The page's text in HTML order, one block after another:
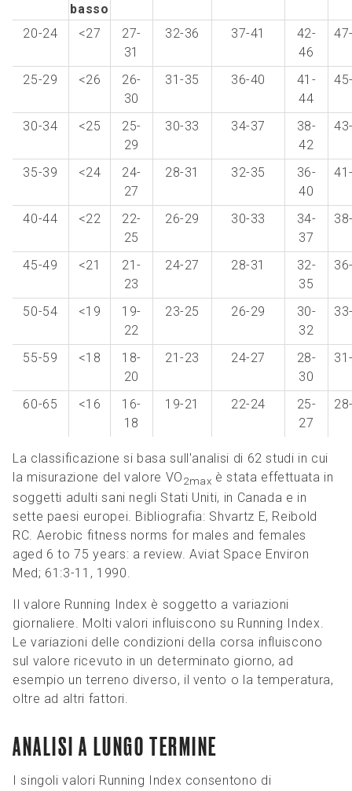
basso
20-24
<27
27-
31
32-36 37-41
42-
46
25-29 <26
26-
30
31-35 36-40
41-
44
30-34 <25
25-
29
30-33 34-37
38-
42
35-39 <24
24-
27
28-31 32-35
36-
40
40-44 <22
22-
25
26-29 30-33
34-
37
45-49 <21
21-
23
24-27 28-31
32-
35
50-54 <19
19-
22
23-25 26-29
30-
32
55-59 <18
18-
20
21-23 24-27
28-
30
60-65 <16
16-
18
19-21 22-24
25-
27
La classificazione si basa sull'analisi di 62 studi in cui
la misurazione del valore VO 2max è stata effettuata in
soggetti adulti sani negli Stati Uniti, in Canada e in
sette paesi europei. Bibliografia: Shvartz E, Reibold
RC. Aerobic fitness norms for males and females
aged 6 to 75 years: a review. Aviat Space Environ
Med; 61:3-11, 1990.
Il valore Running Index è soggetto a variazioni
giornaliere. Molti valori influiscono su Running Index.
Le variazioni delle condizioni della corsa influiscono
sul valore ricevuto in un determinato giorno, ad
esempio un terreno diverso, il vento o la temperatura,
oltre ad altri fattori.
ANALISI A LUNGO TERMINE
I singoli valori Running Index consentono di